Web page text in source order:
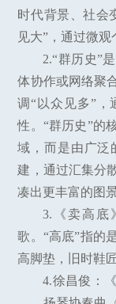
时代背景、社会
见大”，通过微观
2.“群历史”
体协作或网络聚
调“以众见多”，
性。“群历史”的
域，而是由广泛
建，通过汇集分
凑出更丰富的图景
3.《卖高底
歌。“高底”指的
高脚垫，旧时鞋
4.徐昌俊：